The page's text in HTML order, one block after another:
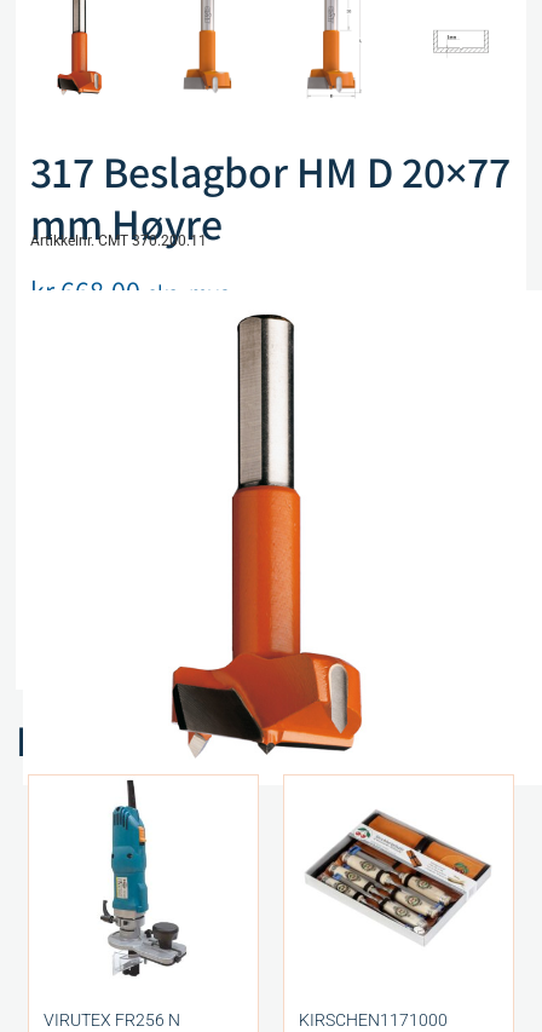
317 Beslagbor HM D 20×77
mm Høyre
Artikkelnr. CMT 370.200.11
kr668,00 eks. mva
Utsolgt, men kan bestilles
Legg i handlekurv
Sammenlign
Legg i ønskeliste
Relaterte produkter
VIRUTEX FR256 N KIRSCHEN1171000